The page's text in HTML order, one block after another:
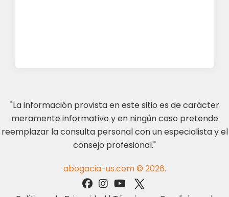
"La información provista en este sitio es de carácter
meramente informativo y en ningún caso pretende
reemplazar la consulta personal con un especialista y el
consejo profesional."
abogacia-us.com © 2026.